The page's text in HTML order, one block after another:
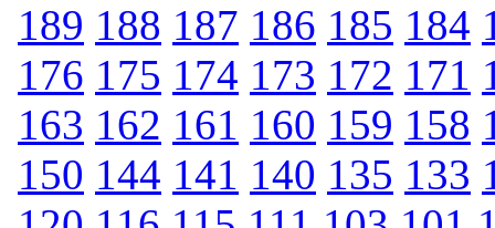
189 188 187 186 185 184
176 175 174 173 172 171
163 162 161 160 159 158
150 144 141 140 135 133